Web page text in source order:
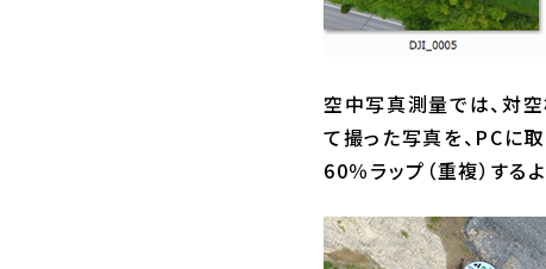
空中写真測量では、対
て撮った写真を、PCに
60％ラップ（重複）する